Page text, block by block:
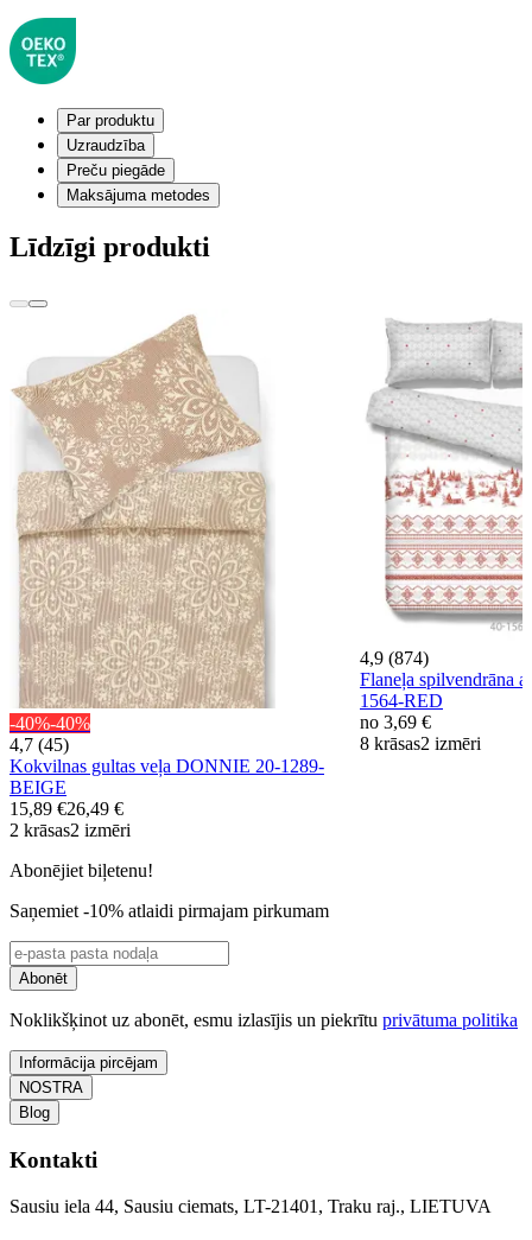
Par produktu
Uzraudzība
Preču piegāde
Maksājuma metodes
Līdzīgi produkti
-40%-40%
4,7 (45)
Kokvilnas gultas veļa DONNIE 20-1289-
BEIGE
15,89 €26,49 €
2 krāsas2 izmēri
4,9 (874)
Flaneļa spilvendrāna
1564-RED
no 3,69 €
8 krāsas2 izmēri
Abonējiet biļetenu!
Saņemiet -10% atlaidi pirmajam pirkumam
Abonēt
Noklikšķinot uz abonēt, esmu izlasījis un piekrītu privātuma politika
Informācija pircējam
NOSTRA
Blog
Kontakti
Sausiu iela 44, Sausiu ciemats, LT-21401, Traku raj., LIETUVA